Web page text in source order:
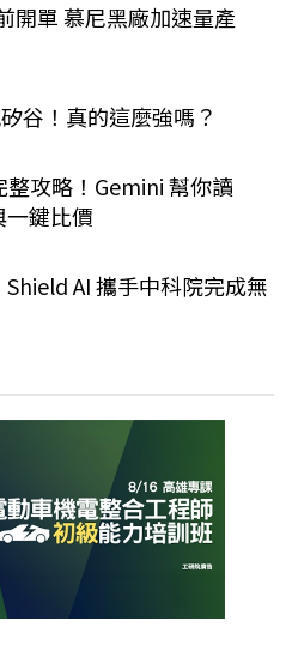
開單 慕尼黑廠加速量產
谷！真的這麼強嗎？
攻略！Gemini 幫你讀
鍵比價
AI 攜手中科院完成無